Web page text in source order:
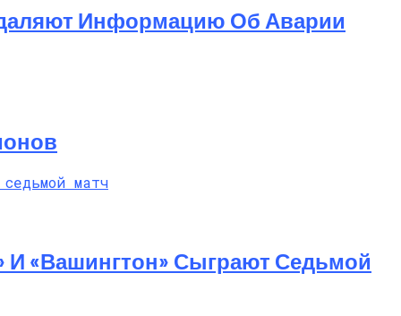
Информацию Об Аварии
«Вашингтон» Сыграют Седьмой